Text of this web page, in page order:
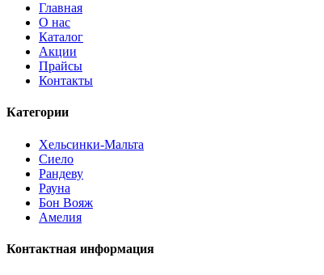
Главная
О нас
Каталог
Акции
Прайсы
Контакты
Категории
Хельсинки-Мальта
Сиело
Рандеву
Рауна
Бон Вояж
Амелия
Контактная информация